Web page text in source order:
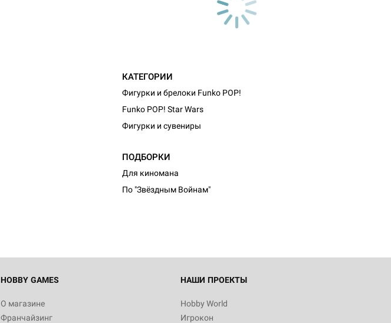
КАТЕГОРИИ
Фигурки и брелоки Funko POP!
Funko POP! Star Wars
Фигурки и сувениры
ПОДБОРКИ
Для киномана
По "Звёздным Войнам"
HOBBY GAMES
О магазине
Франчайзинг
НАШИ ПРОЕКТЫ
Hobby World
Игрокон